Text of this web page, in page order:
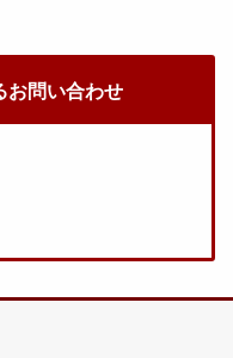
お問い合わせ